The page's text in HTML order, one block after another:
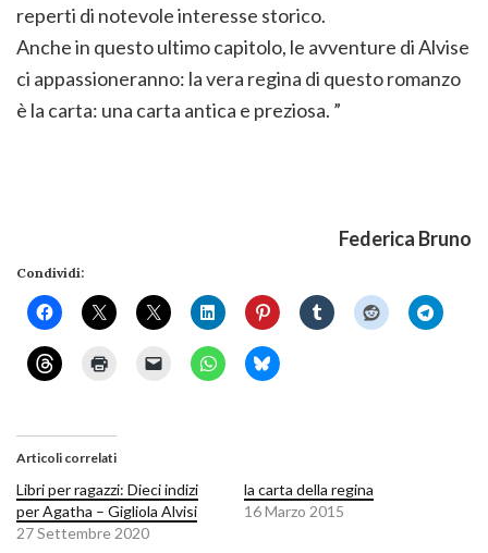
reperti di notevole interesse storico.
Anche in questo ultimo capitolo, le avventure di Alvise
ci appassioneranno: la vera regina di questo romanzo
è la carta: una carta antica e preziosa. ”
Federica Bruno
Condividi:
Articoli correlati
Libri per ragazzi: Dieci indizi
per Agatha – Gigliola Alvisi
27 Settembre 2020
la carta della regina
16 Marzo 2015